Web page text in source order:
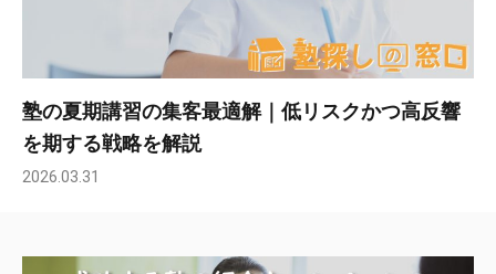
塾の夏期講習の集客最適解｜低リスクかつ高反響
を期する戦略を解説
2026.03.31